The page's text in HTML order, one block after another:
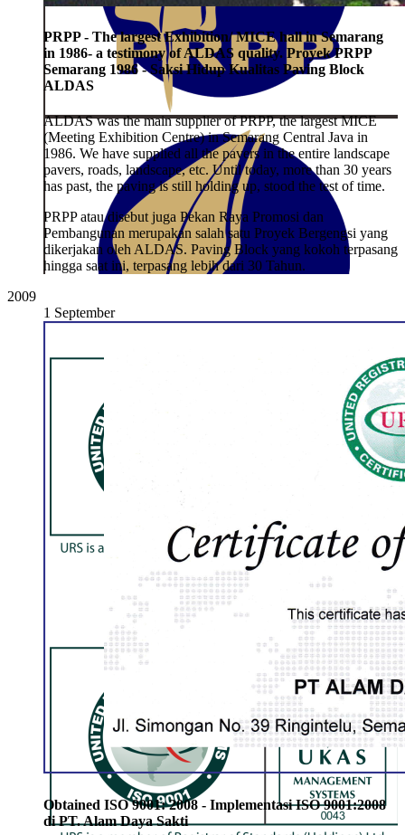
PRPP - The largest Exhibition/ MICE hall in Semarang
in 1986- a testimony of ALDAS quality. Proyek PRPP
Semarang 1986 - Saksi Hidup Kualitas Paving Block
ALDAS
ALDAS was the main supplier of PRPP, the largest MICE
(Meeting Exhibition Centre) in Semarang Central Java in
1986. We have supplied all the pavers in the entire landscape
pavers, roads, landscape, etc. Until today, more than 30 years
has past, the paving is still holding up, stood the test of time.
PRPP atau disebut juga Pekan Raya Promosi dan
Pembangunan merupakan salah satu Proyek Bergengsi yang
dikerjakan oleh ALDAS. Paving Block yang kokoh terpasang
hingga saat ini, terpasang lebih dari 30 Tahun.
2009
1 September
Obtained ISO 9001: 2008 - Implementasi ISO 9001:2008
di PT. Alam Daya Sakti